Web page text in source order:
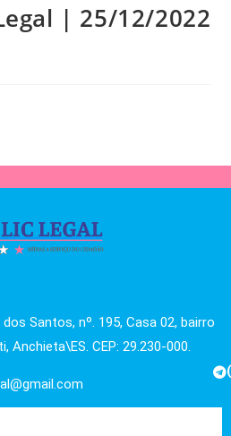
| 25/12/2022
Santos, nº. 195, Casa 02, bairro
Anchieta\ES. CEP: 29.230-000.